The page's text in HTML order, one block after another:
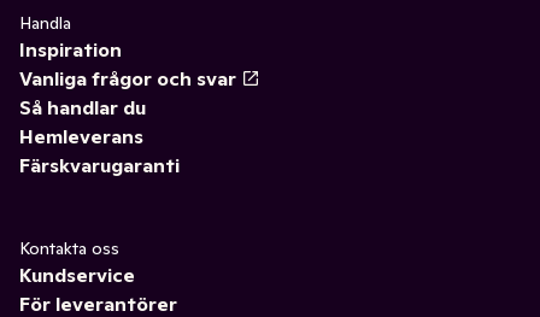
Handla
Inspiration
Vanliga frågor och svar
Så handlar du
Hemleverans
Färskvarugaranti
Kontakta oss
Kundservice
För leverantörer